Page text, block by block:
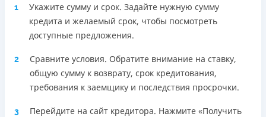
ПОЛУЧИТЬ ЗАЙМ
1
Укажите сумму и срок. Задайте нужную сумму
кредита и желаемый срок, чтобы посмотреть
доступные предложения.
2
Сравните условия. Обратите внимание на ставку,
общую сумму к возврату, срок кредитования,
требования к заемщику и последствия просрочки.
3
Перейдите на сайт кредитора. Нажмите «Получить